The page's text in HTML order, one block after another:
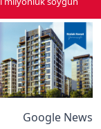
vurgunla
Google News